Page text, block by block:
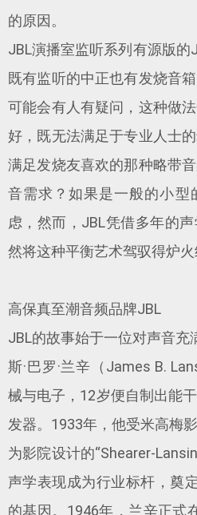
的原因。
JBL演播室监听系列有源版的
既有监听的中正也有发烧音
可能会有人有疑问，这种做
好，既无法满足于专业人士
满足发烧友喜欢的那种略带
音需求？如果是一般的小型
虑，然而，JBL凭借多年的
然将这种平衡艺术驾驭得炉火
高保真至潮音频品牌JBL
JBL的故事始于一位对声音
斯·巴罗·兰辛（James B.
械与电子，12岁便自制出能
发器。1933年，他受米高梅
为影院设计的“Shearer-
声学表现成为行业标杆，奠
的基因。1946年，兰辛正式